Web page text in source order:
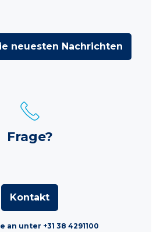
neuesten Nachrichten
Frage?
Kontakt
an unter +31 38 4291100